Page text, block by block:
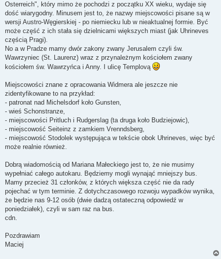
Osterreich", który mimo że pochodzi z początku XX wieku, wydaje się
dość wiarygodny. Minusem jest to, że nazwy miejscowości pisane są w
wersji Austro-Węgierskiej - po niemiecku lub w nieaktualnej formie. Być
może część z ich stała się dzielnicami większych miast (jak Uhrineves
częścią Pragi).
No a w Pradze mamy dwór zakony zwany Jerusalem czyli św.
Wawrzyniec (St. Laurenz) wraz z przynależnym kościołem zwany
kościołem św. Wawrzyńca i Anny. I ulicę Templovą
Miejscowości znane z opracowania Widmera ale jeszcze nie
zidentyfikowane to na przykład:
- patronat nad Michelsdorf koło Gunsten,
- wieś Schonstranze,
- miejscowości Pritluch i Rudgerslag (ta druga koło Budziejowic),
- miejscowość Seiteinz z zamkiem Vrenndsberg,
- miejscowość Stodolek występująca w tekście obok Uhrineves, więc być
może realnie również.
Dobrą wiadomością od Mariana Małeckiego jest to, że nie musimy
wypełniać całego autokaru. Będziemy mogli wynająć mniejszy bus.
Mamy przecież 31 członków, z których większa część nie da rady
pojechać w tym terminie. Z dotychczasowego rozwoju wypadków wynika,
że będzie nas 9-12 osób (dwie dadzą ostateczną odpowiedź w
poniedziałek), czyli w sam raz na bus.
cdn.
Pozdrawiam
Maciej